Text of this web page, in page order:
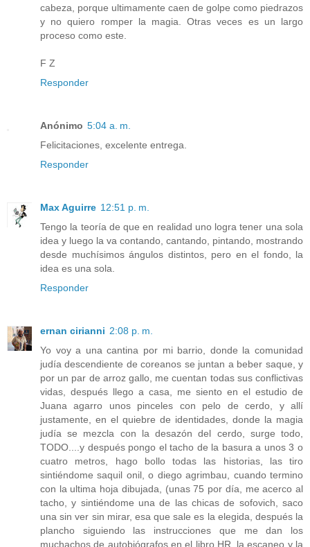
cabeza, porque ultimamente caen de golpe como piedrazos
y no quiero romper la magia. Otras veces es un largo
proceso como este.
F Z
Responder
Anónimo 5:04 a. m.
Felicitaciones, excelente entrega.
Responder
Max Aguirre 12:51 p. m.
Tengo la teoría de que en realidad uno logra tener una sola
idea y luego la va contando, cantando, pintando, mostrando
desde muchísimos ángulos distintos, pero en el fondo, la
idea es una sola.
Responder
ernan cirianni 2:08 p. m.
Yo voy a una cantina por mi barrio, donde la comunidad
judía descendiente de coreanos se juntan a beber saque, y
por un par de arroz gallo, me cuentan todas sus conflictivas
vidas, después llego a casa, me siento en el estudio de
Juana agarro unos pinceles con pelo de cerdo, y allí
justamente, en el quiebre de identidades, donde la magia
judía se mezcla con la desazón del cerdo, surge todo,
TODO....y después pongo el tacho de la basura a unos 3 o
cuatro metros, hago bollo todas las historias, las tiro
sintiéndome saquil onil, o diego agrimbau, cuando termino
con la ultima hoja dibujada, (unas 75 por día, me acerco al
tacho, y sintiéndome una de las chicas de sofovich, saco
una sin ver sin mirar, esa que sale es la elegida, después la
plancho siguiendo las instrucciones que me dan los
muchachos de autobiógrafos en el libro HR, la escaneo y la